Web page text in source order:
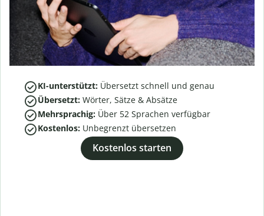
KI-unterstützt: Übersetzt schnell und genau
Übersetzt: Wörter, Sätze & Absätze
Mehrsprachig: Über 52 Sprachen verfügbar
Kostenlos: Unbegrenzt übersetzen
Kostenlos starten